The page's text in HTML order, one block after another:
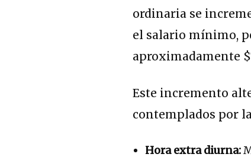
ordinaria se
el salario mínimo,
aproximadamente
Este incremento
contemplados por
Hora extra diurna: